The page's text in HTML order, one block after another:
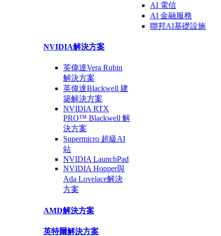
AI 電信
AI 金融服務
聯邦AI基礎設施
NVIDIA解決方案
英偉達Vera Rubin
解決方案
英偉達Blackwell 建
築解決方案
NVIDIA RTX
PRO™ Blackwell 解
決方案
Supermicro 超級AI
站
NVIDIA LaunchPad
NVIDIA Hopper與
Ada Lovelace解決
方案
AMD解決方案
英特爾解決方案